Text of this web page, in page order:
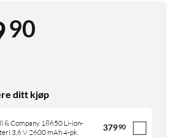
90
ditt kjøp
& Company 18650 Li-ion-
3,6 V 2600 mAh 4-pk.
37990